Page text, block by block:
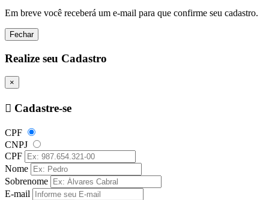
Em breve você receberá um e-mail para que confirme seu cadastro.
Fechar
Realize seu Cadastro
×
Cadastre-se
CPF
CNPJ
CPF
Nome
Sobrenome
E-mail